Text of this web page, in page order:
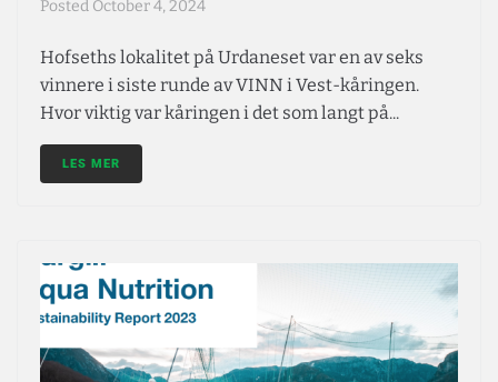
Posted October 4, 2024
Hofseths lokalitet på Urdaneset var en av seks
vinnere i siste runde av VINN i Vest-kåringen.
Hvor viktig var kåringen i det som langt på...
LES MER